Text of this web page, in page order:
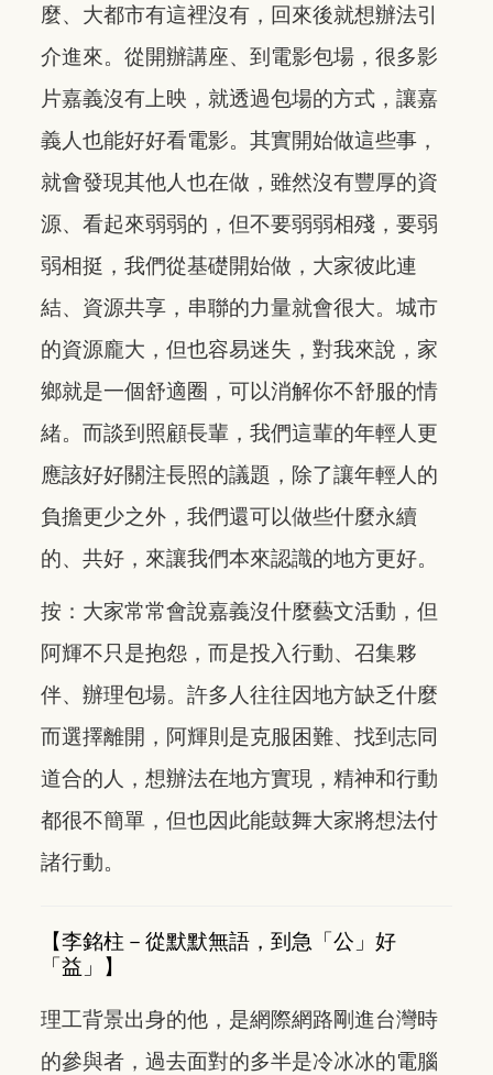
麼、大都市有這裡沒有，回來後就想辦法引
介進來。從開辦講座、到電影包場，很多影
片嘉義沒有上映，就透過包場的方式，讓嘉
義人也能好好看電影。其實開始做這些事，
就會發現其他人也在做，雖然沒有豐厚的資
源、看起來弱弱的，但不要弱弱相殘，要弱
弱相挺，我們從基礎開始做，大家彼此連
結、資源共享，串聯的力量就會很大。城市
的資源龐大，但也容易迷失，對我來說，家
鄉就是一個舒適圈，可以消解你不舒服的情
緒。而談到照顧長輩，我們這輩的年輕人更
應該好好關注長照的議題，除了讓年輕人的
負擔更少之外，我們還可以做些什麼永續
的、共好，來讓我們本來認識的地方更好。
按：大家常常會說嘉義沒什麼藝文活動，但
阿輝不只是抱怨，而是投入行動、召集夥
伴、辦理包場。許多人往往因地方缺乏什麼
而選擇離開，阿輝則是克服困難、找到志同
道合的人，想辦法在地方實現，精神和行動
都很不簡單，但也因此能鼓舞大家將想法付
諸行動。
【李銘柱－從默默無語，到急「公」好
「益」】
理工背景出身的他，是網際網路剛進台灣時
的參與者，過去面對的多半是冷冰冰的電腦